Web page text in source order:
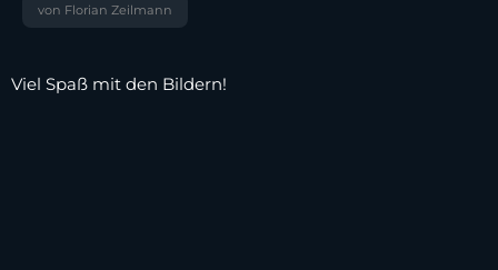
von Florian Zeilmann
Viel Spaß mit den Bildern!